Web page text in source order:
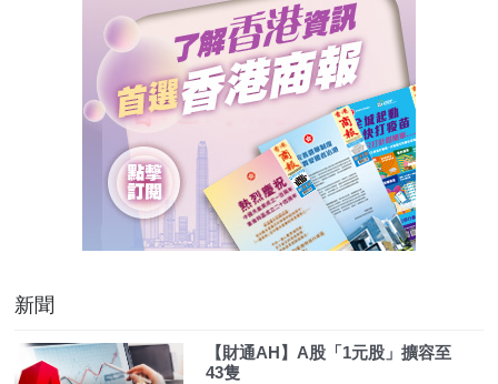
新聞
【財通AH】A股「1元股」擴容至
43隻